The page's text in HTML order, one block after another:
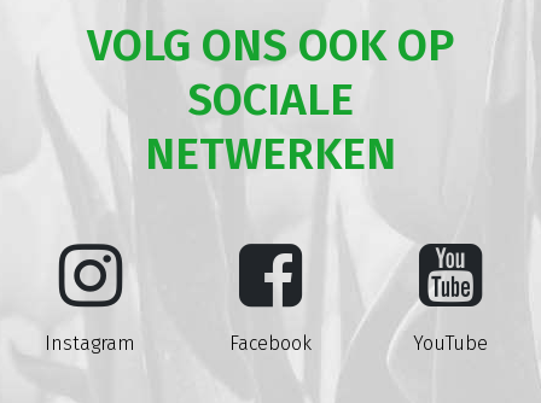
VOLG ONS OOK OP
SOCIALE
NETWERKEN
Instagram Facebook YouTube